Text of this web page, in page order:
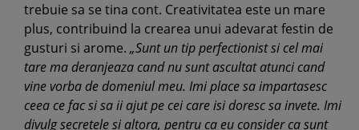
trebuie sa se tina cont. Creativitatea este un mare
plus, contribuind la crearea unui adevarat festin de
gusturi si arome. „Sunt un tip perfectionist si cel mai
tare ma deranjeaza cand nu sunt ascultat atunci cand
vine vorba de domeniul meu. Imi place sa impartasesc
ceea ce fac si sa ii ajut pe cei care isi doresc sa invete. Imi
divulg secretele si altora, pentru ca eu consider ca sunt